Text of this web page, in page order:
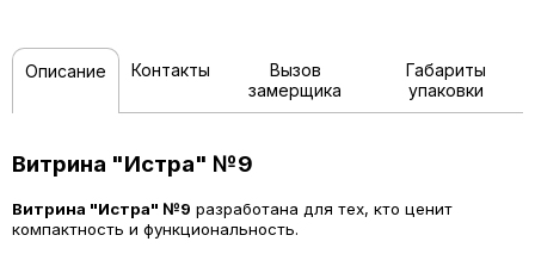
Описание Контакты
Вызов
замерщика
Габариты
упаковки
Витрина "Истра" №9
Витрина "Истра" №9 разработана для тех, кто ценит
компактность и функциональность.